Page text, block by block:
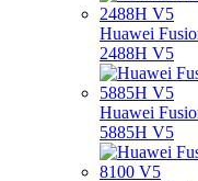
Huawei
2488H V5
Huawei
5885H V5